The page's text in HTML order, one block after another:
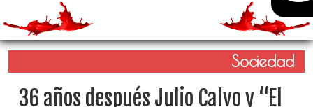
Sociedad
36 años después Julio Calvo y “El